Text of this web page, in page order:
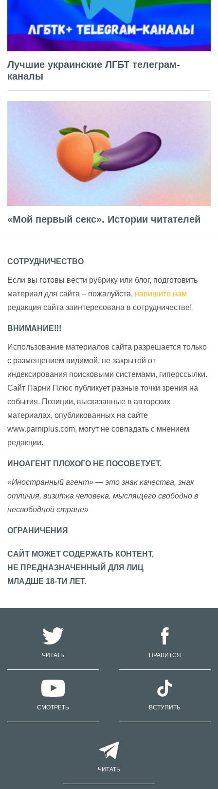
Лучшие украинские ЛГБТ телеграм-
каналы
«Мой первый секс». Истории читателей
СОТРУДНИЧЕСТВО
Если вы готовы вести рубрику или блог, подготовить
материал для сайта – пожалуйста, напишите нам
редакция сайта заинтересована в сотрудничестве!
ВНИМАНИЕ!!!
Использование материалов сайта разрешается только
с размещением видимой, не закрытой от
индексирования поисковыми системами, гиперссылки.
Сайт Парни Плюс публикует разные точки зрения на
события. Позиции, высказанные в авторских
материалах, опубликованных на сайте
www.parniplus.com, могут не совпадать с мнением
редакции.
ИНОАГЕНТ ПЛОХОГО НЕ ПОСОВЕТУЕТ.
«Иностранный агент» — это знак качества, знак
отличия, визитка человека, мыслящего свободно в
несвободной стране»
ОГРАНИЧЕНИЯ
САЙТ МОЖЕТ СОДЕРЖАТЬ КОНТЕНТ,
НЕ ПРЕДНАЗНАЧЕННЫЙ ДЛЯ ЛИЦ
МЛАДШЕ 18-ТИ ЛЕТ.
ЧИТАТЬ НРАВИТСЯ
СМОТРЕТЬ ВСТУПИТЬ
ЧИТАТЬ